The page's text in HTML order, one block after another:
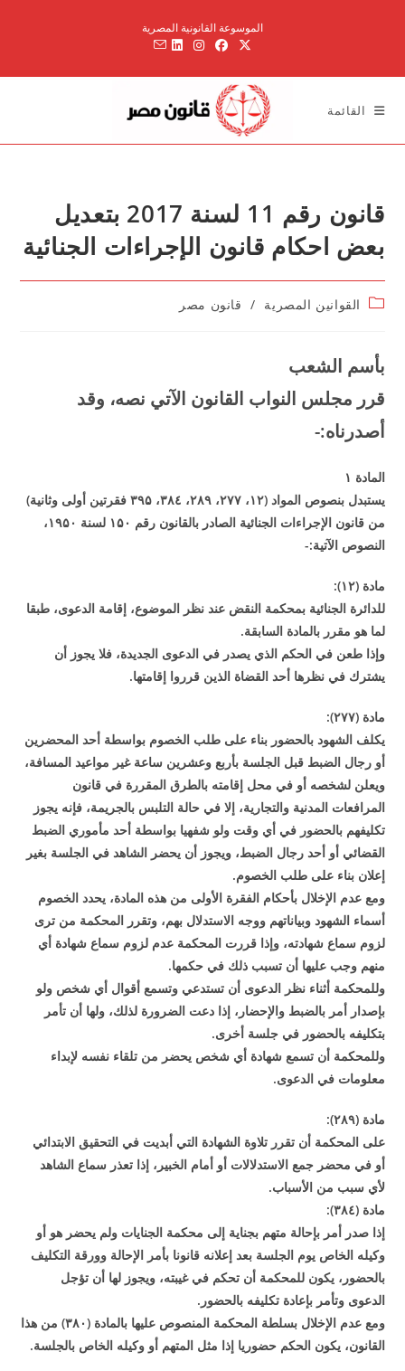
الموسوعة القانونية المصرية
القائمة
قانون رقم 11 لسنة 2017 بتعديل
بعض احكام قانون الإجراءات الجنائية
Postالقوانين المصرية / قانون مصر
بأسم الشعب
قرر مجلس النواب القانون الآتي نصه، وقد
أصدرناه:-
المادة ۱
يستبدل بنصوص المواد (۱۲،۲۷۷،۲۸۹، ۳۸٤، ۳۹۵ فقرتين أولى وثانية)
من قانون الإجراءات الجنائية الصادر بالقانون رقم ۱۵۰ لسنة ۱۹۵۰،
النصوص الآتية:-
مادة (۱۲):
للدائرة الجنائية بمحكمة النقض عند نظر الموضوع، إقامة الدعوى، طبقا
لما هو مقرر بالمادة السابقة.
وإذا طعن في الحكم الذي يصدر في الدعوى الجديدة، فلا يجوز أن
يشترك في نظرها أحد القضاة الذين قرروا إقامتها.
مادة (۲۷۷):
يكلف الشهود بالحضور بناء على طلب الخصوم بواسطة أحد المحضرين
أو رجال الضبط قبل الجلسة بأربع وعشرين ساعة غير مواعيد المسافة،
ويعلن لشخصه أو في محل إقامته بالطرق المقررة في قانون
المرافعات المدنية والتجارية، إلا في حالة التلبس بالجريمة، فإنه يجوز
تكليفهم بالحضور في أي وقت ولو شفهيا بواسطة أحد مأموري الضبط
القضائي أو أحد رجال الضبط، ويجوز أن يحضر الشاهد في الجلسة بغير
إعلان بناء على طلب الخصوم.
ومع عدم الإخلال بأحكام الفقرة الأولى من هذه المادة، يحدد الخصوم
أسماء الشهود وبياناتهم ووجه الاستدلال بهم، وتقرر المحكمة من ترى
لزوم سماع شهادته، وإذا قررت المحكمة عدم لزوم سماع شهادة أي
منهم وجب عليها أن تسبب ذلك في حكمها.
وللمحكمة أثناء نظر الدعوى أن تستدعي وتسمع أقوال أي شخص ولو
بإصدار أمر بالضبط والإحضار، إذا دعت الضرورة لذلك، ولها أن تأمر
بتكليفه بالحضور في جلسة أخرى.
وللمحكمة أن تسمع شهادة أي شخص يحضر من تلقاء نفسه لإبداء
معلومات في الدعوى.
مادة (۲۸۹):
على المحكمة أن تقرر تلاوة الشهادة التي أبديت في التحقيق الابتدائي
أو في محضر جمع الاستدلالات أو أمام الخبير، إذا تعذر سماع الشاهد
لأي سبب من الأسباب.
مادة ( ۳۸٤
):
إذا صدر أمر بإحالة متهم بجناية إلى محكمة الجنايات ولم يحضر هو أو
وكيله الخاص يوم الجلسة بعد إعلانه قانونا بأمر الإحالة وورقة التكليف
بالحضور، يكون للمحكمة أن تحكم في غيبته، ويجوز لها أن تؤجل
الدعوى وتأمر بإعادة تكليفه بالحضور .
ومع عدم الإخلال بسلطة المحكمة المنصوص عليها بالمادة (۳۸۰) من هذا
القانون، يكون الحكم حضوريا إذا مثل المتهم أو وكيله الخاص بالجلسة.